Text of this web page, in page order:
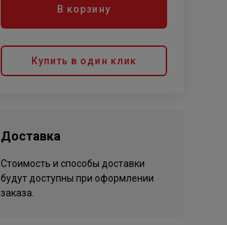
В корзину
Купить в один клик
Доставка
Стоимость и способы доставки
будут доступны при оформлении
заказа.